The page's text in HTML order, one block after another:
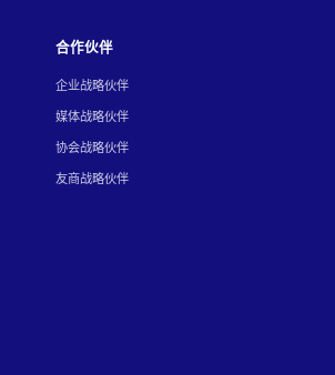
合作伙伴
企业战略伙伴
媒体战略伙伴
协会战略伙伴
友商战略伙伴